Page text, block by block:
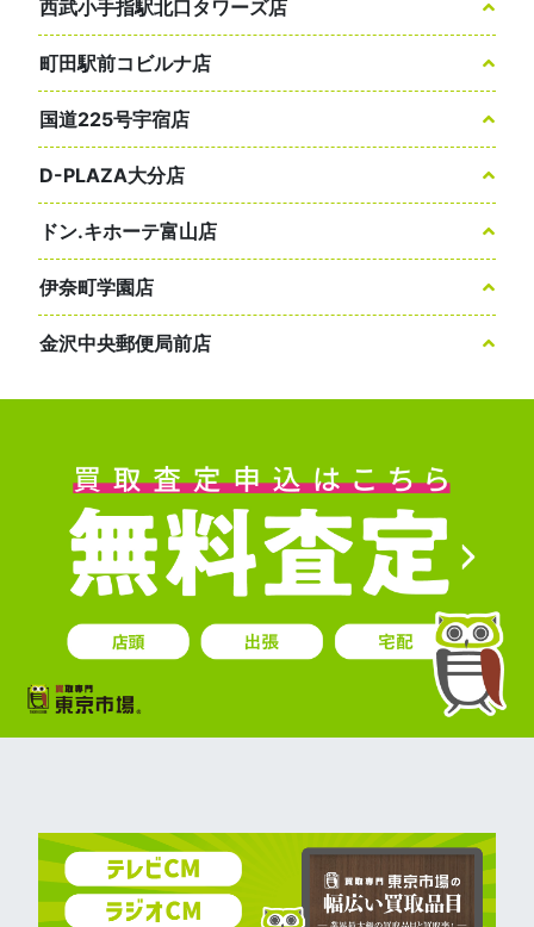
西武小手指駅北口タワーズ店
町田駅前コビルナ店
国道225号宇宿店
D-PLAZA大分店
ドン.キホーテ富山店
伊奈町学園店
金沢中央郵便局前店